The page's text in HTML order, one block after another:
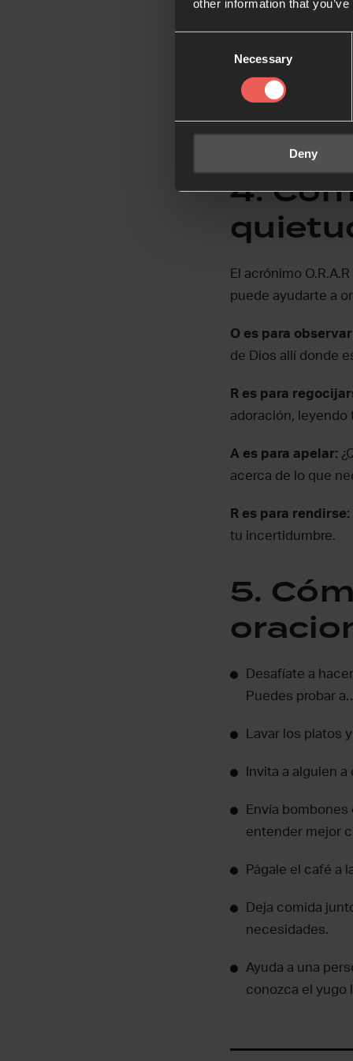
other information that
Necessary
Deny
3.
Tira el dado y
4.
El acrónimo
puede ayudarte a
O es para
de Dios allí donde
R es para
adoración, leyendo
A es para apelar:
acerca de lo que
R es para rendirse:
tu incertidumbre.
5.
Desafíate a
Puedes probar
Lavar los platos
Invita a alguien
Envía
entender mejor
Págale el café a
Deja comida
necesidades.
Ayuda a una
conozca el yugo